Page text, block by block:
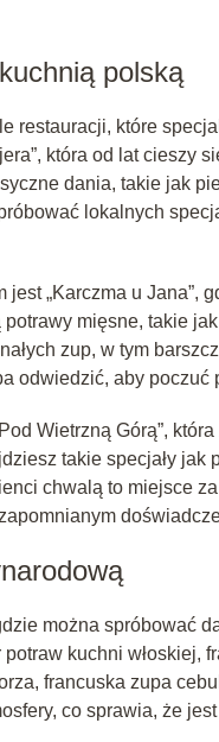
polską
restauracji, które
która od lat cieszy
dania, takie jak
lokalnych
„Karczma u Jana”,
mięsne, takie
zup, w tym
odwiedzić, aby
Wietrzną Górą”,
takie specjały
chwalą to miejsce
można spróbować
kuchni
francuska zupa
co sprawia, że